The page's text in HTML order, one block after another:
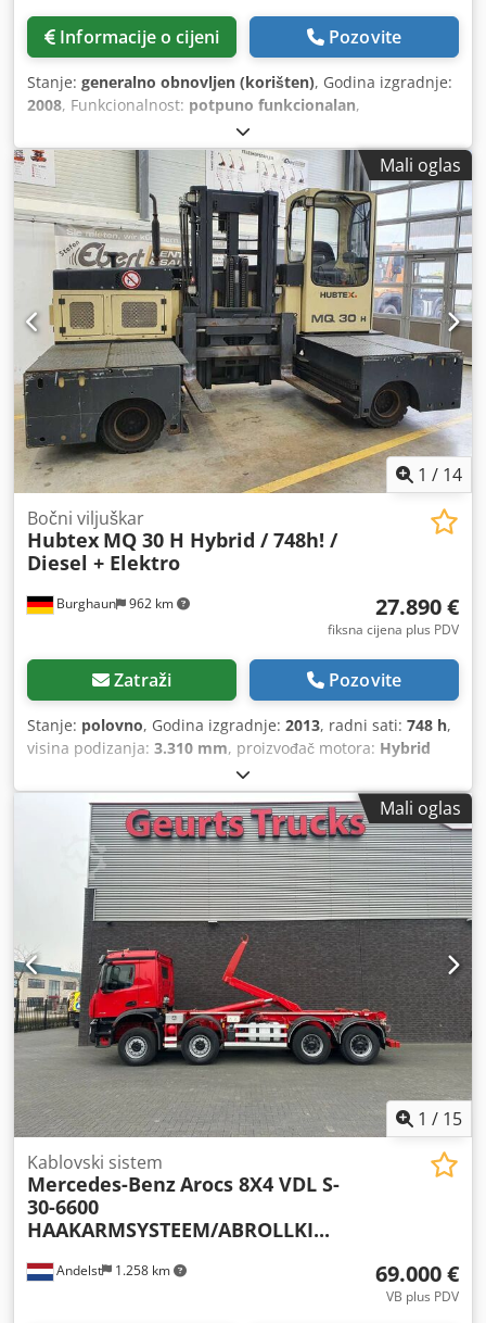
Informacije o cijeni Pozovite
Stanje: generalno obnovljen (korišten), Godina izgradnje:
2008, Funkcionalnost: potpuno funkcionalan,
Mali oglas
1 / 14
Burghaun 962 km
Bočni viljuškar
Hubtex MQ 30 H Hybrid / 748h! /
Diesel + Elektro
27.890 €
fiksna cijena plus PDV
Zatraži Pozovite
Stanje: polovno, Godina izgradnje: 2013, radni sati: 748 h,
visina podizanja: 3.310 mm, proizvođač motora: Hybrid
Mali oglas
1 / 15
Andelst 1.258 km
Kablovski sistem
Mercedes-BenzArocs 8X4 VDL S-
30-6600
HAAKARMSYSTEEM/ABROLLKI...
69.000 €
VB plus PDV